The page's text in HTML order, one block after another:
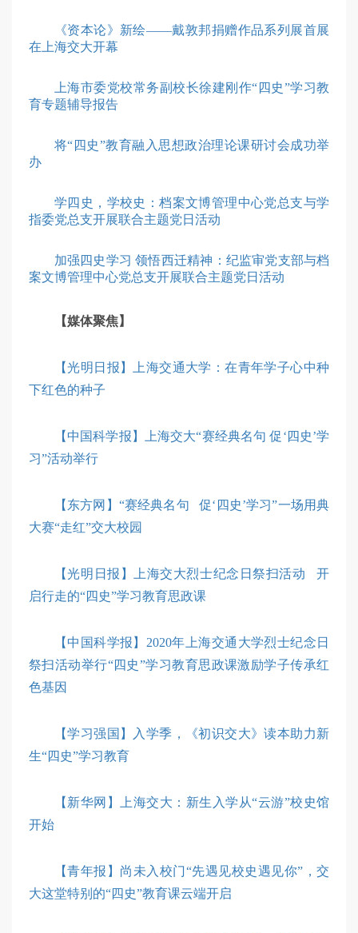
《资本论》新绘——戴敦邦捐赠作品系列展首展
在上海交大开幕
上海市委党校常务副校长徐建刚作“四史”学习教
育专题辅导报告
将“四史”教育融入思想政治理论课研讨会成功举
办
学四史，学校史：档案文博管理中心党总支与学
指委党总支开展联合主题党日活动
加强四史学习 领悟西迁精神：纪监审党支部与档
案文博管理中心党总支开展联合主题党日活动
【媒体聚焦】
【光明日报】上海交通大学：在青年学子心中种
下红色的种子
【中国科学报】上海交大“赛经典名句 促‘四史’学
习”活动举行
【东方网】“赛经典名句 促‘四史’学习”一场用典
大赛“走红”交大校园
【光明日报】上海交大烈士纪念日祭扫活动 开
启行走的“四史”学习教育思政课
【中国科学报】2020年上海交通大学烈士纪念日
祭扫活动举行“四史”学习教育思政课激励学子传承红
色基因
【学习强国】入学季，《初识交大》读本助力新
生“四史”学习教育
【新华网】上海交大：新生入学从“云游”校史馆
开始
【青年报】尚未入校门“先遇见校史遇见你”，交
大这堂特别的“四史”教育课云端开启